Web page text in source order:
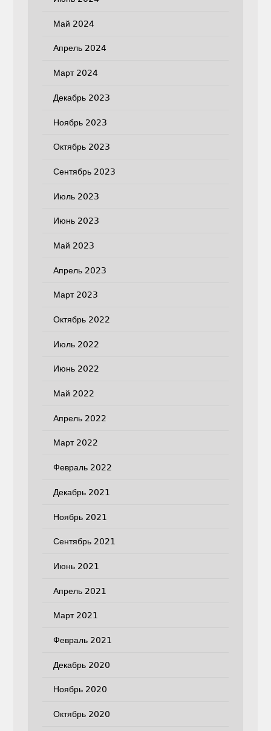
Май 2024
Апрель 2024
Март 2024
Декабрь 2023
Ноябрь 2023
Октябрь 2023
Сентябрь 2023
Июль 2023
Июнь 2023
Май 2023
Апрель 2023
Март 2023
Октябрь 2022
Июль 2022
Июнь 2022
Май 2022
Апрель 2022
Март 2022
Февраль 2022
Декабрь 2021
Ноябрь 2021
Сентябрь 2021
Июнь 2021
Апрель 2021
Март 2021
Февраль 2021
Декабрь 2020
Ноябрь 2020
Октябрь 2020